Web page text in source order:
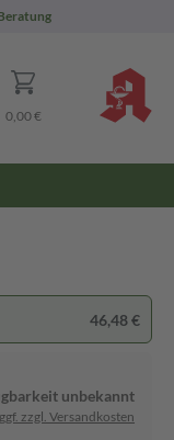
0,00 €
46,48 €
unbekannt
zzgl. Versandkosten